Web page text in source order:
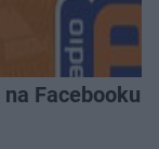
Facebooku!